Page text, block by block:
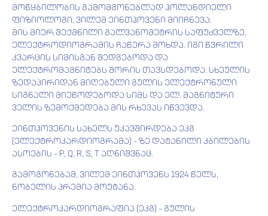
მოწყბილობის გამომგონებლად ჰოლანდიელი
ფიზიოლოგი, ვილემ ეინთჰოვენი მიიჩნევა.
მის მიერ შექმნილი გალვანომეტრის საფუძველზე,
ელექტროდიოგრამის ჩაწერა მოხდა. იგი წვრილი
კვარცის სიმისგან შედგებოდა და
ელექტრომაგნიტებს შორის თავსდებოდა. სხეულის
ზედაპირიდან მიღებული გულის ელექტრონული
სიგნალი მიეწოდებოდა სიმს და ელ. მაგნიტური
ველის ზემოქმედება მის რხევას იწვევდა.
ეინთჰოვენის სახელს უკავშირდება ეკგ
(ელექტროკარდიოგრამა) – ზე დატანილი კბილების
ასოების – P, Q, R, S, T აღნიშვნაც.
გამოგონებამ, ვილემ ეინთჰოვენს 1924 წელს,
ნობელის პრემია მოუტანა.
ელექტროკარდიოგრაფია (ეკგ) – გულის